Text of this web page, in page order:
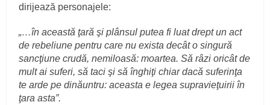
dirijează personajele:
„…în această ţară şi plânsul putea fi luat drept un act
de rebeliune pentru care nu exista decât o singură
sancţiune crudă, nemiloasă: moartea. Să râzi oricât de
mult ai suferi, să taci şi să înghiţi chiar dacă suferinţa
te arde pe dinăuntru: aceasta e legea supravieţuirii în
ţara asta”.